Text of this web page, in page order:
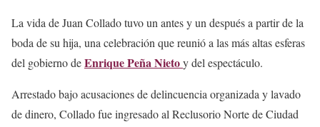
La vida de Juan Collado tuvo un antes y un después a partir de la
boda de su hija, una celebración que reunió a las más altas esferas
del gobierno deEnrique Peña Nietoy del espectáculo.
Arrestado bajo acusaciones de delincuencia organizada y lavado
de dinero, Collado fue ingresado al Reclusorio Norte de Ciudad